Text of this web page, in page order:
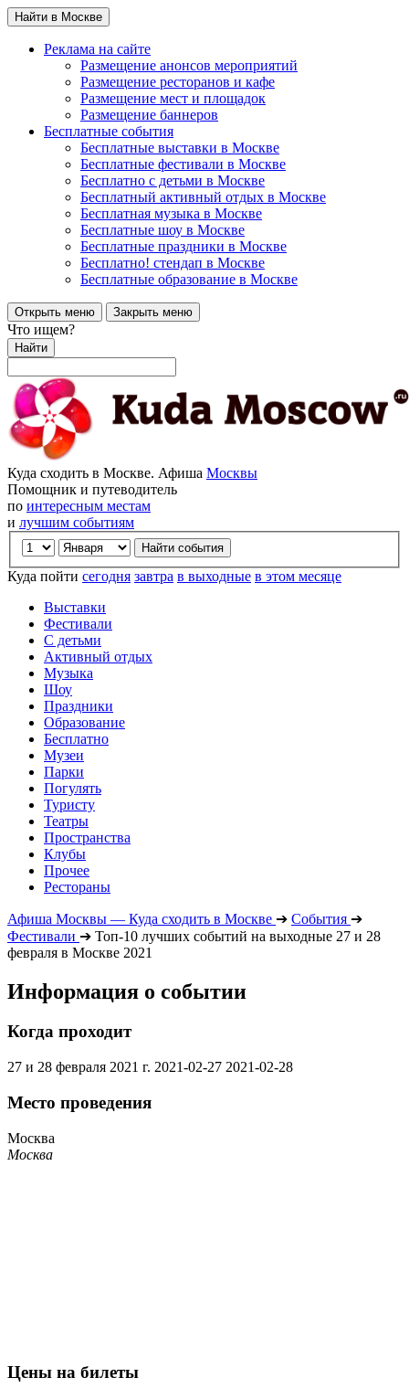
Найти в Москве
Реклама на сайте
Размещение анонсов мероприятий
Размещение ресторанов и кафе
Размещение мест и площадок
Размещение баннеров
Бесплатные события
Бесплатные выставки в Москве
Бесплатные фестивали в Москве
Бесплатно с детьми в Москве
Бесплатный активный отдых в Москве
Бесплатная музыка в Москве
Бесплатные шоу в Москве
Бесплатные праздники в Москве
Бесплатно! стендап в Москве
Бесплатные образование в Москве
Открыть меню Закрыть меню
Что ищем?
Найти
Куда сходить в Москве. Афиша Москвы
Помощник и путеводитель
по интересным местам
и лучшим событиям
Куда пойти сегодня завтра в выходные в этом месяце
Выставки
Фестивали
С детьми
Активный отдых
Музыка
Шоу
Праздники
Образование
Бесплатно
Музеи
Парки
Погулять
Туристу
Театры
Пространства
Клубы
Прочее
Рестораны
Афиша Москвы — Куда сходить в Москве ➔ События ➔
Фестивали ➔ Топ-10 лучших событий на выходные 27 и 28
февраля в Москве 2021
Информация о событии
Когда проходит
27 и 28 февраля 2021 г. 2021-02-27 2021-02-28
Место проведения
Москва
Москва
Цены на билеты